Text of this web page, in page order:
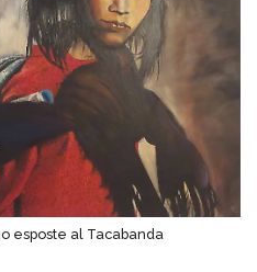
esposte al Tacabanda